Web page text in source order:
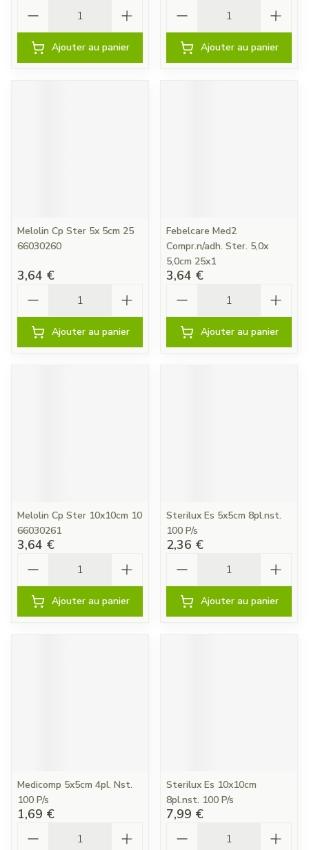
Ajouter au panier Ajouter au panier
Melolin Cp Ster 5x 5cm 25
66030260
3,64 €
Ajouter au panier
Febelcare Med2
Compr.n/adh. Ster. 5,0x
5,0cm 25x1
3,64 €
Ajouter au panier
Melolin Cp Ster 10x10cm 10
66030261
3,64 €
Ajouter au panier
Sterilux Es 5x5cm 8pl.nst.
100 P/s
2,36 €
Ajouter au panier
Medicomp 5x5cm 4pl. Nst.
100 P/s
1,69 €
Sterilux Es 10x10cm
8pl.nst. 100 P/s
7,99 €